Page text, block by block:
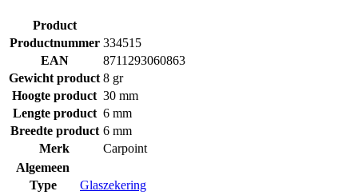
Product
Productnummer 334515
EAN
8711293060863
Gewicht product 8 gr
Hoogte product 30 mm
Lengte product 6 mm
Breedte product 6 mm
Merk
Carpoint
Algemeen
Type
Glaszekering